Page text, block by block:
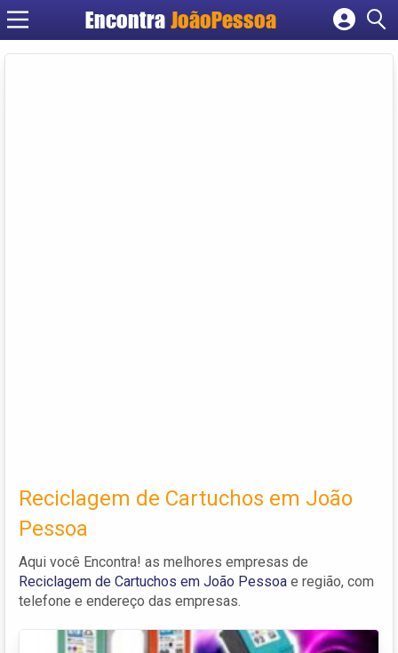
Encontra JoãoPessoa
Cadastrar empresa
Reciclagem de Cartuchos em João
Pessoa
Aqui você Encontra! as melhores empresas de
Reciclagem de Cartuchos em João Pessoa e região, com
telefone e endereço das empresas.